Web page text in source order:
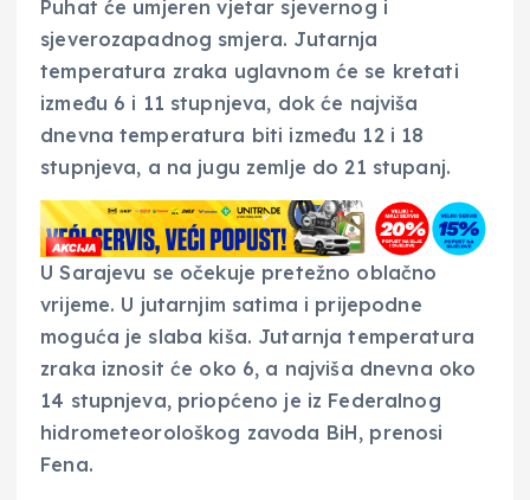
Puhat će umjeren vjetar sjevernog i
sjeverozapadnog smjera. Jutarnja
temperatura zraka uglavnom će se kretati
između 6 i 11 stupnjeva, dok će najviša
dnevna temperatura biti između 12 i 18
stupnjeva, a na jugu zemlje do 21 stupanj.
U Sarajevu se očekuje pretežno oblačno
vrijeme. U jutarnjim satima i prijepodne
moguća je slaba kiša. Jutarnja temperatura
zraka iznosit će oko 6, a najviša dnevna oko
14 stupnjeva, priopćeno je iz Federalnog
hidrometeorološkog zavoda BiH, prenosi
Fena.